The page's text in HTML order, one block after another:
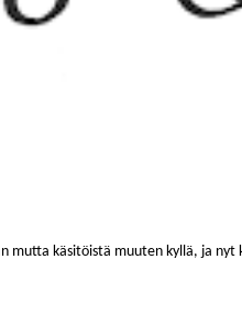
mutta käsitöistä muuten kyllä, ja nyt